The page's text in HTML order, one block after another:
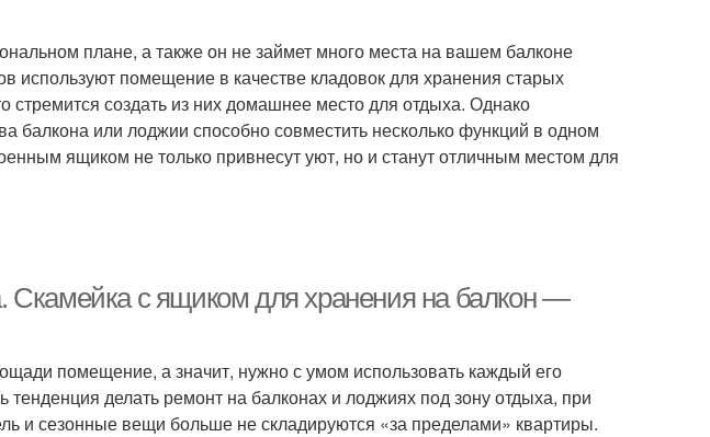
плане, а также он не займет много места на вашем балконе
используют помещение в качестве кладовок для хранения старых
стремится создать из них домашнее место для отдыха. Однако
балкона или лоджии способно совместить несколько функций в одном
ящиком не только привнесут уют, но и станут отличным местом для
Скамейка с ящиком для хранения на балкон —
помещение, а значит, нужно с умом использовать каждый его
делать ремонт на балконах и лоджиях под зону отдыха, при
и сезонные вещи больше не складируются «за пределами» квартиры.